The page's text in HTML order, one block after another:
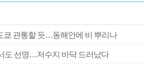
쿄 관통할 듯…동해안에 비 뿌리나
도 선명…저수지 바닥 드러났다